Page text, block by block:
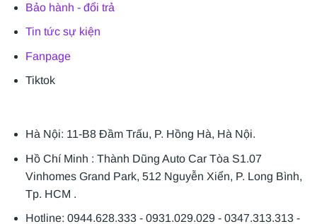
Bảo hành - đổi trả
Tin tức sự kiện
Fanpage
Tiktok
Hà Nội: 11-B8 Đầm Trấu, P. Hồng Hà, Hà Nội.
Hồ Chí Minh : Thành Dũng Auto Car Tòa S1.07
Vinhomes Grand Park, 512 Nguyễn Xiển, P. Long Bình,
Tp. HCM .
Hotline: 0944.628.333 - 0931.029.029 - 0347.313.313 -